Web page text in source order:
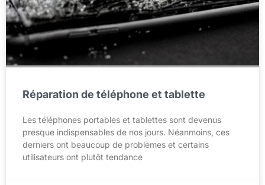
Réparation de téléphone et tablette
Les téléphones portables et tablettes sont devenus
presque indispensables de nos jours. Néanmoins, ces
derniers ont beaucoup de problèmes et certains
utilisateurs ont plutôt tendance